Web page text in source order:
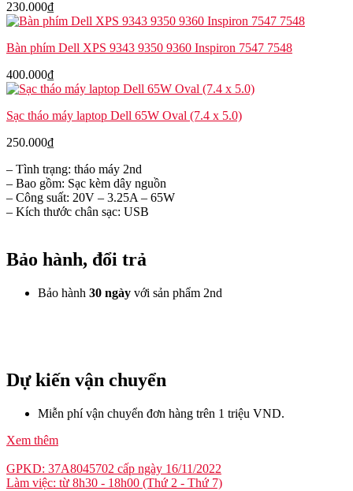
230.000₫
Bàn phím Dell XPS 9343 9350 9360 Inspiron 7547 7548
400.000₫
Sạc tháo máy laptop Dell 65W Oval (7.4 x 5.0)
250.000₫
– Tình trạng: tháo máy 2nd
– Bao gồm: Sạc kèm dây nguồn
– Công suất: 20V – 3.25A – 65W
– Kích thước chân sạc: USB
Bảo hành, đổi trả
Bảo hành 30 ngày với sản phẩm 2nd
Dự kiến vận chuyển
Miễn phí vận chuyển đơn hàng trên 1 triệu VND.
Xem thêm
GPKD: 37A8045702 cấp ngày 16/11/2022
Làm việc: từ 8h30 - 18h00 (Thứ 2 - Thứ 7)